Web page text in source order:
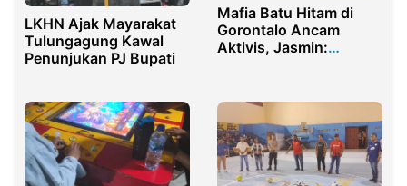
LKHN Ajak Mayarakat
Tulungagung Kawal
Penunjukan PJ Bupati
Mafia Batu Hitam di
Gorontalo Ancam
Aktivis, Jasmin: